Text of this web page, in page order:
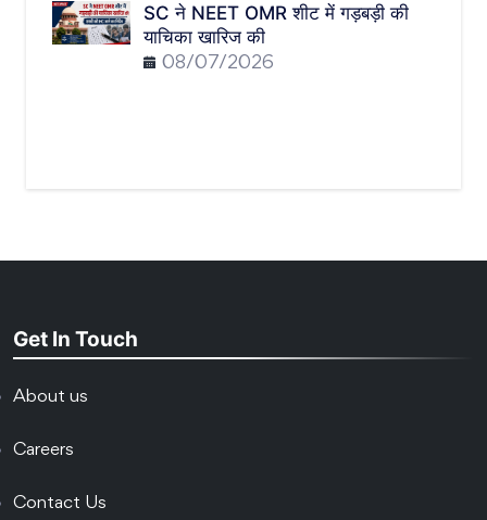
SC ने NEET OMR शीट में गड़बड़ी की
याचिका खारिज की
08/07/2026
Get In Touch
About us
Careers
Contact Us